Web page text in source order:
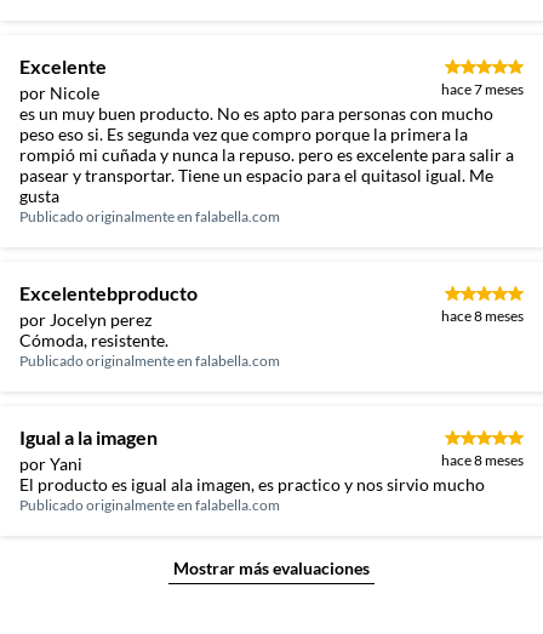
Excelente
por Nicole hace 7 meses
es un muy buen producto. No es apto para personas con mucho
peso eso si. Es segunda vez que compro porque la primera la
rompió mi cuñada y nunca la repuso. pero es excelente para salir a
pasear y transportar. Tiene un espacio para el quitasol igual. Me
gusta
Publicado originalmente en falabella.com
Excelentebproducto
por Jocelyn perez hace 8 meses
Cómoda, resistente.
Publicado originalmente en falabella.com
Igual a la imagen
por Yani hace 8 meses
El producto es igual ala imagen, es practico y nos sirvio mucho
Publicado originalmente en falabella.com
Mostrar más evaluaciones